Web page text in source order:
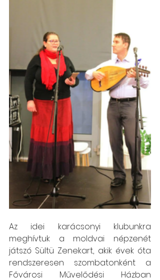
Az idei karácsonyi klubunkra
meghívtuk a moldvai népzenét
játszó Sültü Zenekart, akik évek óta
rendszeresen szombatonként a
Fővárosi Művelődési Házban